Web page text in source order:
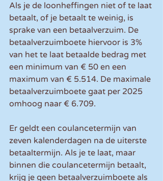
Als je de loonheffingen niet of te laat
betaalt, of je betaalt te weinig, is
sprake van een betaalverzuim. De
betaalverzuimboete hiervoor is 3%
van het te laat betaalde bedrag met
een minimum van € 50 en een
maximum van € 5.514. De maximale
betaalverzuimboete gaat per 2025
omhoog naar € 6.709.
Er geldt een coulancetermijn van
zeven kalenderdagen na de uiterste
betaaltermijn. Als je te laat, maar
binnen die coulancetermijn betaalt,
krijg je geen betaalverzuimboete als